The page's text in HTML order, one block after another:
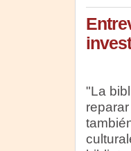
"La